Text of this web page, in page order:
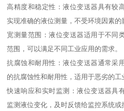
高精度和稳定性：液位变送器具有较
实现准确的液位测量，不受环境因素的
宽测量范围：液位变送器适用于不同
范围，可以满足不同工业应用的需求。
抗腐蚀和耐用性：液位变送器通常采
的抗腐蚀性和耐用性，适用于恶劣的工
快速响应和实时监测：液位变送器具
监测液位变化，及时反馈给监控系统或